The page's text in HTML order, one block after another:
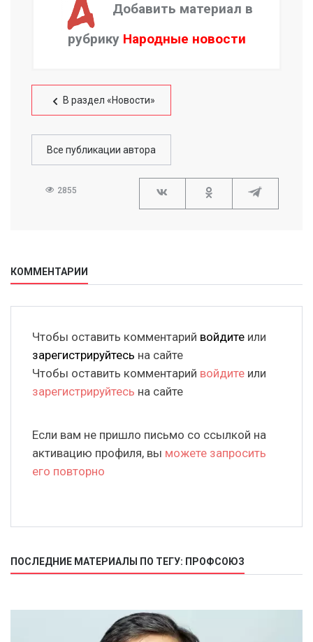
Добавить материал в
рубрику Народные новости
В раздел «Новости»
Все публикации автора
2855
КОММЕНТАРИИ
Чтобы оставить комментарий войдите или
зарегистрируйтесь на сайте
Чтобы оставить комментарий войдите или
зарегистрируйтесь на сайте
Если вам не пришло письмо со ссылкой на
активацию профиля, вы можете запросить
его повторно
ПОСЛЕДНИЕ МАТЕРИАЛЫ ПО ТЕГУ: ПРОФСОЮЗ